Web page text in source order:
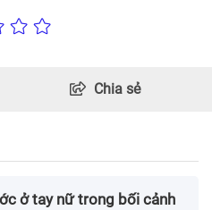
Chia sẻ
ở tay nữ trong bối cảnh